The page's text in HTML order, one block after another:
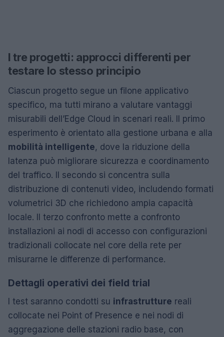
I tre progetti: approcci differenti per
testare lo stesso principio
Ciascun progetto segue un filone applicativo
specifico, ma tutti mirano a valutare vantaggi
misurabili dell’Edge Cloud in scenari reali. Il primo
esperimento è orientato alla gestione urbana e alla
mobilità intelligente, dove la riduzione della
latenza può migliorare sicurezza e coordinamento
del traffico. Il secondo si concentra sulla
distribuzione di contenuti video, includendo formati
volumetrici 3D che richiedono ampia capacità
locale. Il terzo confronto mette a confronto
installazioni ai nodi di accesso con configurazioni
tradizionali collocate nel core della rete per
misurarne le differenze di performance.
Dettagli operativi dei field trial
I test saranno condotti su infrastrutture reali
collocate nei Point of Presence e nei nodi di
aggregazione delle stazioni radio base, con